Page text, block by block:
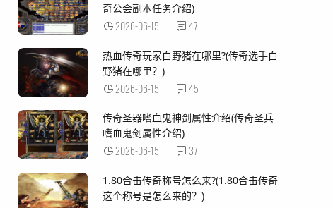
奇公会副本任务介绍)
2026-06-15 47
热血传奇玩家白野猪在哪里?(传奇选手白
野猪在哪里？)
2026-06-15 45
传奇圣器嗜血鬼神剑属性介绍(传奇圣兵
嗜血鬼剑属性介绍)
2026-06-15 37
1.80合击传奇称号怎么来?(1.80合击传奇
这个称号是怎么来的？)